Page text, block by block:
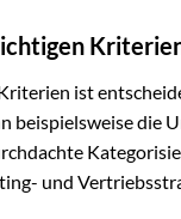
ist
beispielsweise die
und